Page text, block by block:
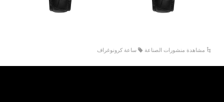
مشاهدة منشورات الصناعة ساعة كرونوغراف